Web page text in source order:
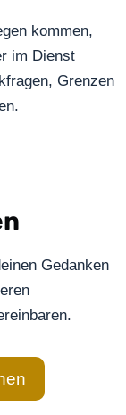
kommen,
im Dienst
Grenzen
Gedanken